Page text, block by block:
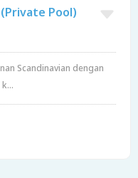
Pool)
Scandinavian dengan